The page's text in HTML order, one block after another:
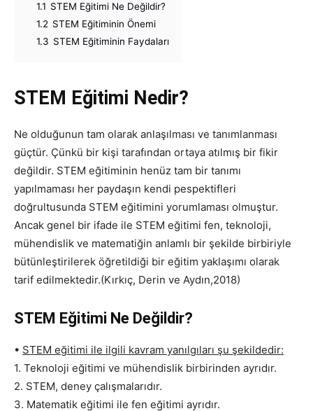
1.1 STEM Eğitimi Ne Değildir?
1.2 STEM Eğitiminin Önemi
1.3 STEM Eğitiminin Faydaları
STEM Eğitimi Nedir?
Ne olduğunun tam olarak anlaşılması ve tanımlanması
güçtür. Çünkü bir kişi tarafından ortaya atılmış bir fikir
değildir. STEM eğitiminin henüz tam bir tanımı
yapılmaması her paydaşın kendi pespektifleri
doğrultusunda STEM eğitimini yorumlaması olmuştur.
Ancak genel bir ifade ile STEM eğitimi fen, teknoloji,
mühendislik ve matematiğin anlamlı bir şekilde birbiriyle
bütünleştirilerek öğretildiği bir eğitim yaklaşımı olarak
tarif edilmektedir.(Kırkıç, Derin ve Aydın,2018)
STEM Eğitimi Ne Değildir?
• STEM eğitimi ile ilgili kavram yanılgıları şu şekildedir:
1. Teknoloji eğitimi ve mühendislik birbirinden ayrıdır.
2. STEM, deney çalışmalarıdır.
3. Matematik eğitimi ile fen eğitimi ayrıdır.